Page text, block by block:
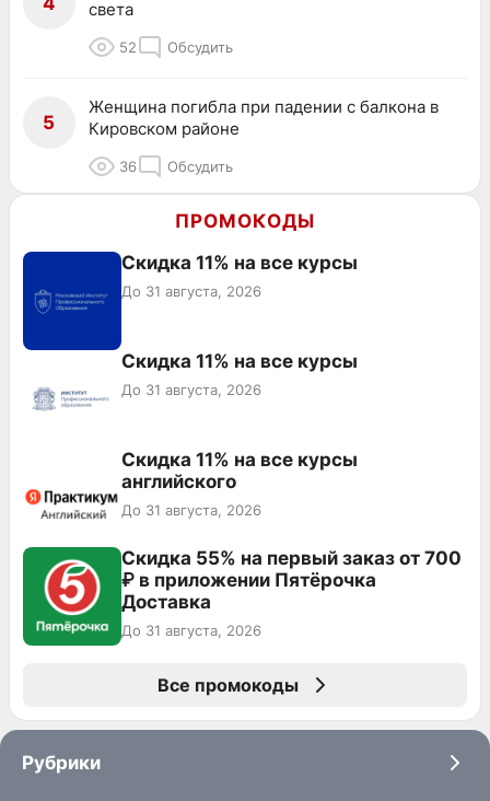
света
52 Обсудить
5
Женщина погибла при падении с балкона в
Кировском районе
36 Обсудить
ПРОМОКОДЫ
Скидка 11% на все курсы
До 31 августа, 2026
Скидка 11% на все курсы
До 31 августа, 2026
Скидка 11% на все курсы
английского
До 31 августа, 2026
Скидка 55% на первый заказ от 700
₽ в приложении Пятёрочка
Доставка
До 31 августа, 2026
Все промокоды
Рубрики